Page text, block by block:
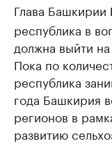
Глава Башкирии
республика в
должна выйти
Пока по
республика
года Башкирия
регионов в
развитию